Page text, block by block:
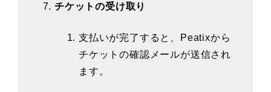
チケットの受け取り
支払いが完了すると、Peatixから
チケットの確認メールが送信され
ます。